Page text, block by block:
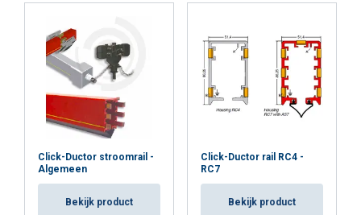
Click-Ductor stroomrail -
Algemeen
Bekijk product
Click-Ductor rail RC4 -
RC7
Bekijk product